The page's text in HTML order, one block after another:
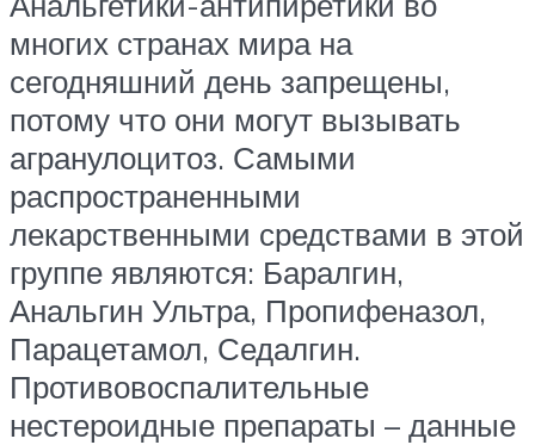
многих странах мира на
сегодняшний день запрещены,
потому что они могут вызывать
агранулоцитоз. Самыми
распространенными
лекарственными средствами в этой
группе являются: Баралгин,
Анальгин Ультра, Пропифеназол,
Парацетамол, Седалгин.
Противовоспалительные
нестероидные препараты – данные